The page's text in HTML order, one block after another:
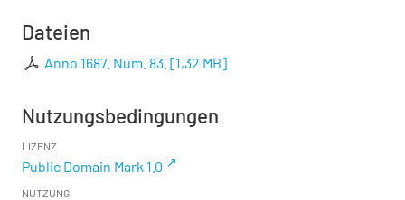
Dateien
Anno 1687. Num. 83. [1,32 MB]
Nutzungsbedingungen
LIZENZ
Public Domain Mark 1.0
NUTZUNG